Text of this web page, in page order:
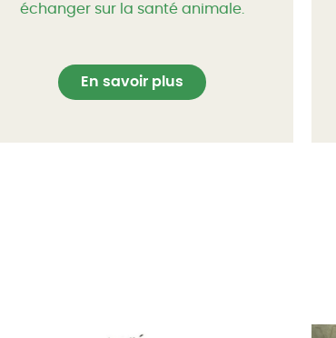
échanger sur la santé animale.
En savoir plus